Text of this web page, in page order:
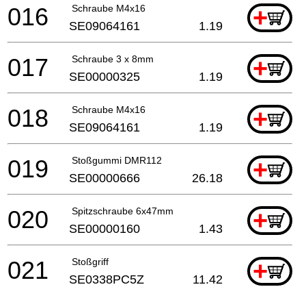
Schraube M4x16 +
016 SE09064161 1.19
Schraube 3 x 8mm +
017 SE00000325 1.19
Schraube M4x16 +
018 SE09064161 1.19
Stoßgummi DMR112 +
019 SE00000666 26.18
Spitzschraube 6x47mm +
020 SE00000160 1.43
Stoßgriff +
021 SE0338PC5Z 11.42